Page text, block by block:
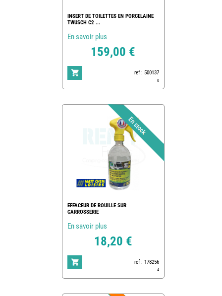
INSERT DE TOILETTES EN PORCELAINE
TWUSCH C2 ...
En savoir plus
159,00 €
ref : 500137
0
EFFACEUR DE ROUILLE SUR
CARROSSERIE
En savoir plus
18,20 €
ref : 178256
4